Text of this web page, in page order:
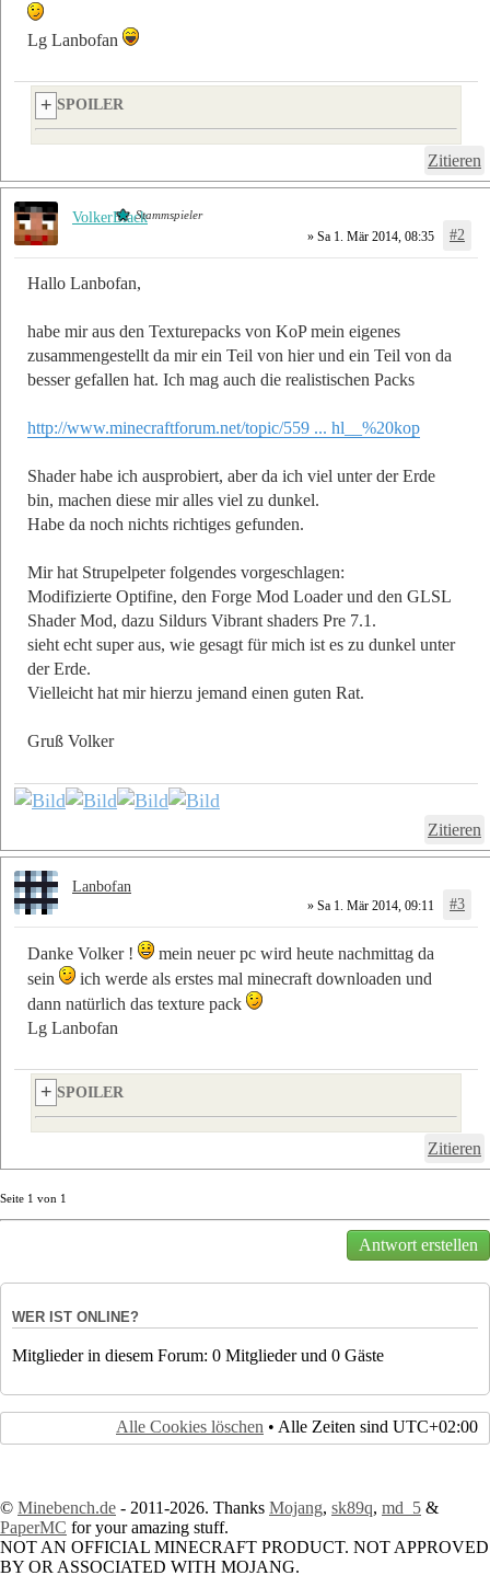
Lg Lanbofan
SPOILER
Zitieren
» Sa 1. Mär 2014, 08:35 #2
Hallo Lanbofan,
habe mir aus den Texturepacks von KoP mein eigenes
zusammengestellt da mir ein Teil von hier und ein Teil von da
besser gefallen hat. Ich mag auch die realistischen Packs
http://www.minecraftforum.net/topic/559 ... hl__%20kop
Shader habe ich ausprobiert, aber da ich viel unter der Erde
bin, machen diese mir alles viel zu dunkel.
Habe da noch nichts richtiges gefunden.
Mir hat Strupelpeter folgendes vorgeschlagen:
Modifizierte Optifine, den Forge Mod Loader und den GLSL
Shader Mod, dazu Sildurs Vibrant shaders Pre 7.1.
sieht echt super aus, wie gesagt für mich ist es zu dunkel unter
der Erde.
Vielleicht hat mir hierzu jemand einen guten Rat.
Gruß Volker
Zitieren
VolkerBlackStammspieler
» Sa 1. Mär 2014, 09:11 #3
Danke Volker !
mein neuer pc wird heute nachmittag da
sein
ich werde als erstes mal minecraft downloaden und
dann natürlich das texture pack
Lg Lanbofan
SPOILER
Zitieren
Lanbofan
Seite 1 von 1
Antwort erstellen
WER IST ONLINE?
Mitglieder in diesem Forum: 0 Mitglieder und 0 Gäste
Alle Cookies löschen • Alle Zeiten sind UTC+02:00
© Minebench.de - 2011-2026. Thanks Mojang, sk89q, md_5 &
PaperMC for your amazing stuff.
NOT AN OFFICIAL MINECRAFT PRODUCT. NOT APPROVED
BY OR ASSOCIATED WITH MOJANG.